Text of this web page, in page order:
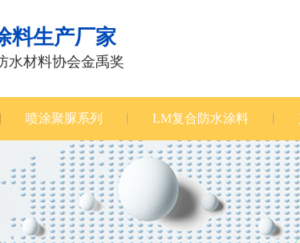
料生产厂家
水材料协会金禹奖
喷涂聚脲系列 LM复合防水涂料